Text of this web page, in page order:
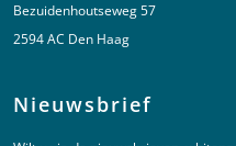
Bezuidenhoutseweg 57
2594 AC Den Haag
Nieuwsbrief